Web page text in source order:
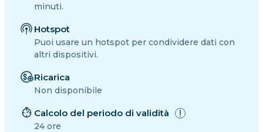
minuti.
Hotspot
Puoi usare un hotspot per condividere dati con
altri dispositivi.
Ricarica
Non disponibile
Calcolo del periodo di validità
24 ore